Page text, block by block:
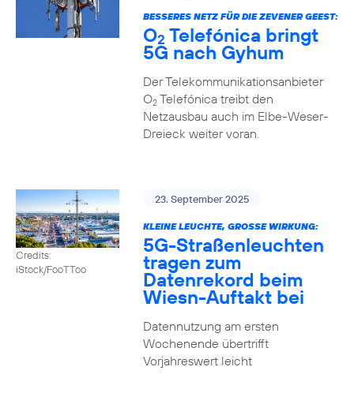
BESSERES NETZ FÜR DIE ZEVENER GEEST:
O2 Telefónica bringt
5G nach Gyhum
Der Telekommunikationsanbieter
O2Telefónica treibt den
Netzausbau auch im Elbe-Weser-
Dreieck weiter voran.
Credits:
iStock/FooTToo
23. September 2025
KLEINE LEUCHTE, GROSSE WIRKUNG:
5G-Straßenleuchten
tragen zum
Datenrekord beim
Wiesn-Auftakt bei
Datennutzung am ersten
Wochenende übertrifft
Vorjahreswert leicht